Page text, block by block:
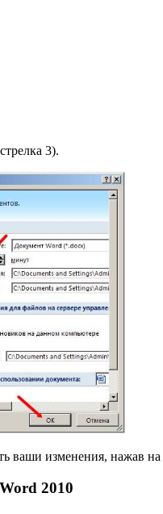
3).
ваши изменения, нажав
2010